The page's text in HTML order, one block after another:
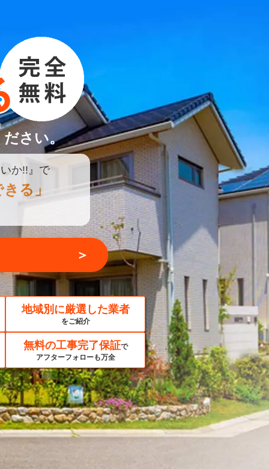
ださい。
か!!』で
る」
＞
地域別に厳選した業者
をご紹介
無料の工事完了保証で
アフターフォローも万全